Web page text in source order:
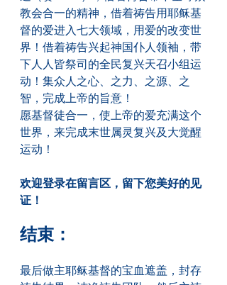
教会合一的精神，借着祷告用耶稣基
督的爱进入七大领域，用爱的改变世
界！借着祷告兴起神国仆人领袖，带
下人人皆祭司的全民复兴天召小组运
动！集众人之心、之力、之源、之
智，完成上帝的旨意！
愿基督徒合一，使上帝的爱充满这个
世界，来完成末世属灵复兴及大觉醒
运动！
欢迎登录在留言区，留下您美好的见
证！
结束：
最后做主耶稣基督的宝血遮盖，封存